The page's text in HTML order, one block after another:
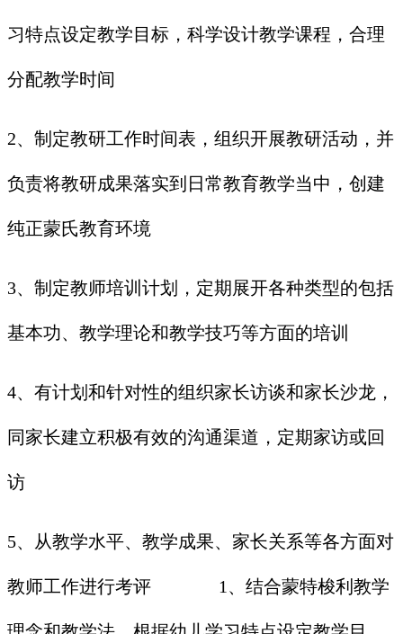
习特点设定教学目标，科学设计教学课程，合理
分配教学时间
2、制定教研工作时间表，组织开展教研活动，并
负责将教研成果落实到日常教育教学当中，创建
纯正蒙氏教育环境
3、制定教师培训计划，定期展开各种类型的包括
基本功、教学理论和教学技巧等方面的培训
4、有计划和针对性的组织家长访谈和家长沙龙，
同家长建立积极有效的沟通渠道，定期家访或回
访
5、从教学水平、教学成果、家长关系等各方面对
教师工作进行考评 1、结合蒙特梭利教学